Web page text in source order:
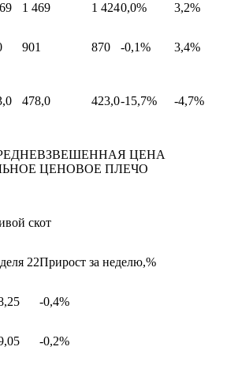
1 469 1 4240,0% 3,2%
901 870 -0,1% 3,4%
478,0 423,0-15,7% -4,7%
ЦЕНА
ЦЕНОВОЕ ПЛЕЧО
скот
22Прирост за неделю,%
-0,4%
-0,2%